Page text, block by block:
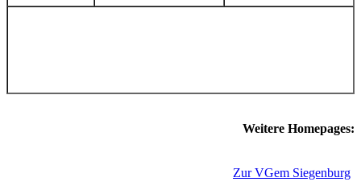
Weitere Homepages:
Zur VGem Siegenburg